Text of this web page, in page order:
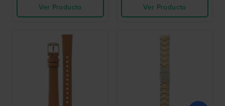
Ver Producto
Ver Producto